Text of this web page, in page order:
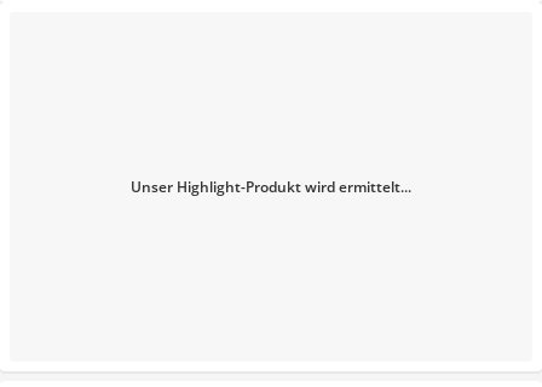
Unser Highlight-Produkt wird ermittelt...